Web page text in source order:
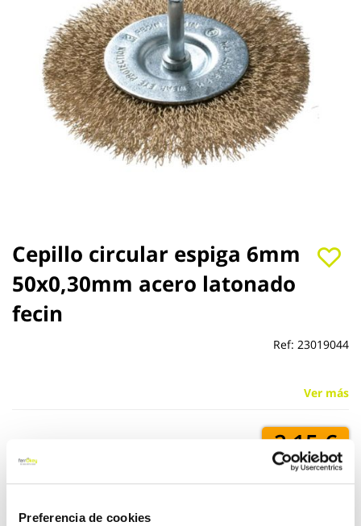
Preferencia de cookies
Cepillo circular espiga 6mm
50x0,30mm acero latonado
fecin
Ref: 23019044
Ver más
2,15 €
imágenes
Saltar
al
comienzo
de
la
galería